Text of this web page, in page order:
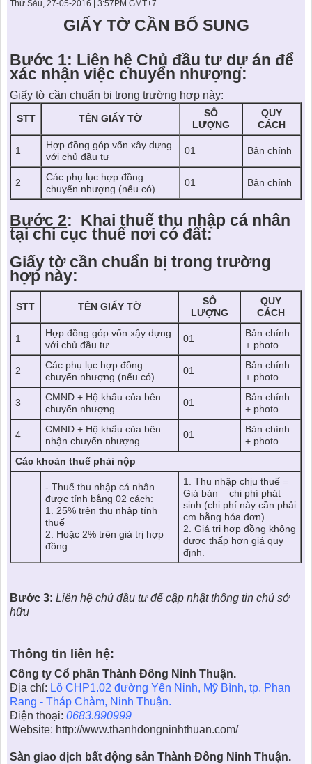
THÀNH ĐÔNG VỚI XÃ HÔI
BẮC
THƯ VIỆN PHÁP LUẬT
KIẾN TRÚC & PHONG THUỶ
TIN TỨC CÔNG TY
Thứ Sáu, 27-05-2016 | 3:57PM GMT+7
GIẤY TỜ CẦN BỔ SUNG
Bước 1: Liên hệ Chủ đầu tư dự án để
xác nhận việc chuyển nhượng:
Giấy tờ cần chuẩn bị trong trường hợp này:
STT TÊN GIẤY TỜ
SỐ
LƯỢNG
QUY
CÁCH
1
Hợp đồng góp vốn xây dựng
với chủ đầu tư
01 Bản chính
2
Các phụ lục hợp đồng
chuyển nhượng (nếu có)
01 Bản chính
Bước 2: Khai thuế thu nhập cá nhân
tại chi cục thuế nơi có đất:
Giấy tờ cần chuẩn bị trong trường
hợp này:
STT TÊN GIẤY TỜ
SỐ
LƯỢNG
QUY
CÁCH
1
Hợp đồng góp vốn xậy dựng
với chủ đầu tư
01
Bản chính
+ photo
2
Các phụ lục hợp đồng
chuyển nhượng (nếu có)
01
Bản chính
+ photo
3
CMND + Hộ khẩu của bên
chuyển nhượng
01
Bản chính
+ photo
4
CMND + Hộ khẩu của bên
nhận chuyển nhượng
01
Bản chính
+ photo
Các khoản thuế phải nộp
- Thuế thu nhập cá nhân
được tính bằng 02 cách:
1. 25% trên thu nhập tính
thuế
2. Hoặc 2% trên giá trị hợp
đồng
1. Thu nhập chịu thuế =
Giá bán – chi phí phát
sinh (chi phí này cần phải
cm bằng hóa đơn)
2. Giá trị hợp đồng không
được thấp hơn giá quy
định.
Bước 3:Liên hệ chủ đầu tư để cập nhật thông tin chủ sở
hữu
Thông tin liên hệ:
Công ty Cổ phần Thành Đông Ninh Thuận.
Địa chỉ: Lô CHP1.02 đường Yên Ninh, Mỹ Bình, tp. Phan
Rang - Tháp Chàm, Ninh Thuận.
Điện thoại:0683.890999
Website: http://www.thanhdongninhthuan.com/
Sàn giao dịch bất động sản Thành Đông Ninh Thuận.